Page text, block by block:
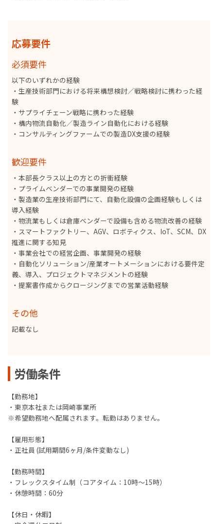
応募要件
必須要件
以下のいずれかの経験
・生産技術部門における将来構想検討／戦略検討に携わった経
験
・サプライチェーン戦略に携わった経験
・構内物流自動化／製造ライン自動化における経験
・コンサルティングファームでの製造DX支援の経験
歓迎要件
・本部長クラス以上の方との折衝経験
・プライムベンダーでの事業開発の経験
・製造業の生産技術部門にて、自動化設備の企画経験もしくは
導入経験
・物流業もしくは倉庫ベンダーで設備も含める物流改善の経験
・スマートファクトリー、AGV、ロボティクス、IoT、SCM、DX
推進に関する知見
・事業会社での経営企画、事業開発の経験
・自動化ソリューション/産業オートメーションにおける要件定
義、導入、プロジェクトマネジメントの経験
・提案書作成からクロージングまでの営業活動経験
その他
‍記載なし
労働条件
【勤務地】
・東京本社または岡崎事業所
※希望勤務地へ配属されます。転勤はありません。
【雇用形態】
・正社員 (試用期間6ヶ月/条件変動なし)
【勤務時間】
・フレックスタイム制（コアタイム：10時～15時）
・休憩時間：60分
【休日・休暇】